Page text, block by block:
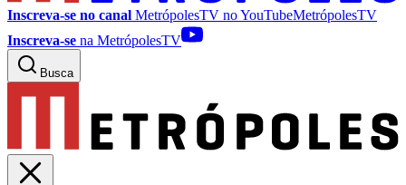
Inscreva-se no canal MetrópolesTV noYouTubeMetrópolesTV
Inscreva-se na MetrópolesTV
Busca